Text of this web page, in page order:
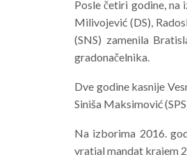
Posle četiri godine, na
Milivojević (DS),
(SNS) zamenila
gradonačelnika.
Dve godine kasnije
Siniša Maksimović
Na izborima 2016.
vratial mandat krajem